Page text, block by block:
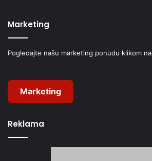
Marketing
Pogledajte našu marketing ponudu klikom
Marketing
Reklama